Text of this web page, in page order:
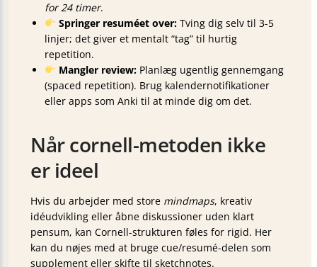
for 24 timer.
Springer resuméet over:Tving dig selv til 3-5
linjer; det giver et mentalt “tag” til hurtig
repetition.
Mangler review:Planlæg ugentlig gennemgang
(spaced repetition). Brug kalendernotifikationer
eller apps som Anki til at minde dig om det.
Når cornell-metoden ikke
er ideel
Hvis du arbejder med store mindmaps, kreativ
idéudvikling eller åbne diskussioner uden klart
pensum, kan Cornell-strukturen føles for rigid. Her
kan du nøjes med at bruge cue/resumé-delen som
supplement eller skifte til sketchnotes.